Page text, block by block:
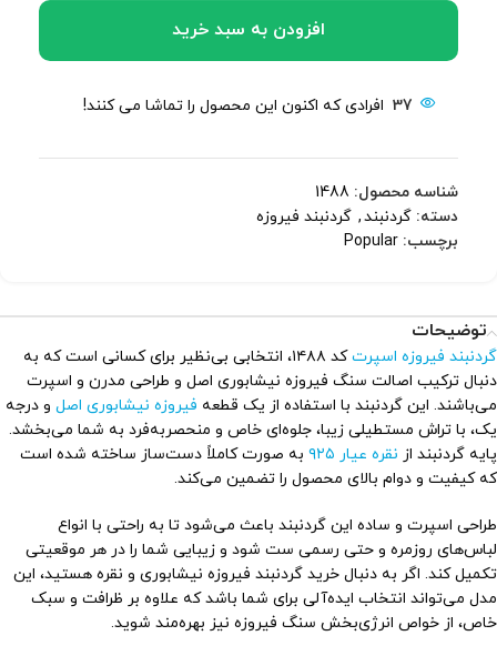
افزودن به سبد خرید
37 افرادی که اکنون این محصول را تماشا می کنند!
شناسه محصول: 1488
دسته: گردنبند, گردنبند فیروزه
برچسب: Popular
توضیحات
گردنبند فیروزه اسپرت
کد ۱۴۸۸، انتخابی بی‌نظیر برای کسانی است که به
دنبال ترکیب اصالت سنگ فیروزه نیشابوری اصل و طراحی مدرن و اسپرت
می‌باشند. این گردنبند با استفاده از یک قطعه فیروزه نیشابوری اصل و درجه
یک، با تراش مستطیلی زیبا، جلوه‌ای خاص و منحصربه‌فرد به شما می‌بخشد.
پایه گردنبند از نقره عیار ۹۲۵
به صورت کاملاً دست‌ساز ساخته شده است
که کیفیت و دوام بالای محصول را تضمین می‌کند.
طراحی اسپرت و ساده این گردنبند باعث می‌شود تا به راحتی با انواع
لباس‌های روزمره و حتی رسمی ست شود و زیبایی شما را در هر موقعیتی
تکمیل کند. اگر به دنبال خرید گردنبند فیروزه نیشابوری و نقره هستید، این
مدل می‌تواند انتخاب ایده‌آلی برای شما باشد که علاوه بر ظرافت و سبک
خاص، از خواص انرژی‌بخش سنگ فیروزه نیز بهره‌مند شوید.